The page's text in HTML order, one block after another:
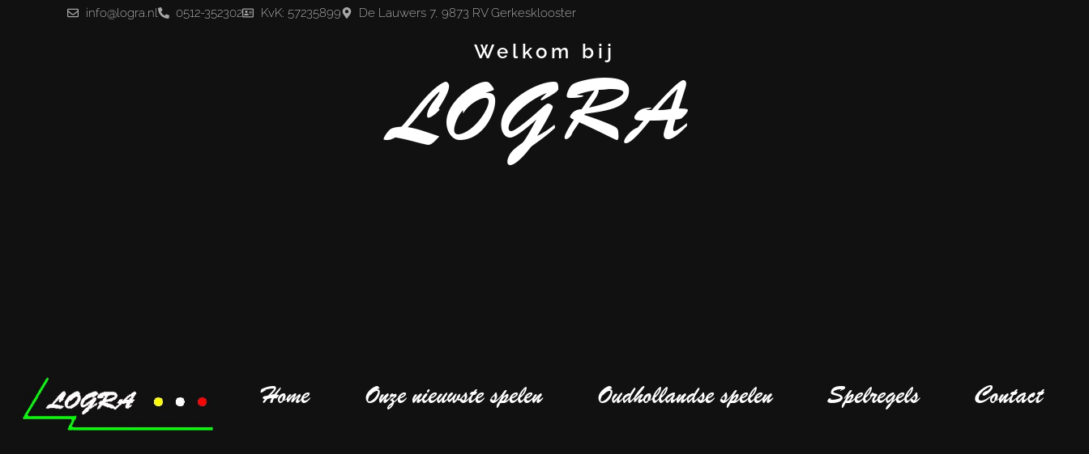
info@logra.nl 0512-352302 KvK: 57235899 De Lauwers 7, 9873 RV Gerkesklooster
Welkom bij
LOGRA
Home Onze nieuwste spelen Oudhollandse spelen Spelregels Contact